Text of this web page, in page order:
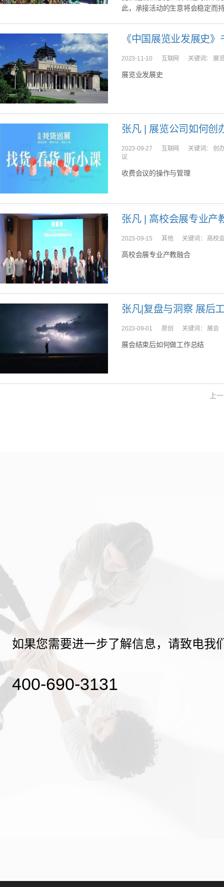
此，承接活动的生意将会稳定而
2023-11-10 互联网 关键词： 展
展览业发展史
张凡 | 展览公司如何创
2023-09-27 互联网 关键词：创
议
收费会议的操作与管理
张凡 | 高校会展专业产
2023-09-15 其他 关键词： 高校
高校会展专业产教融合
张凡|复盘与洞察 展后
2023-09-01 原创 关键词： 展会
展会结束后如何做工作总结
上
如果您需要进一步了解信息，请致电我
400-690-3131